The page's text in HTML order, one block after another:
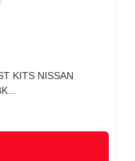
KITS NISSAN